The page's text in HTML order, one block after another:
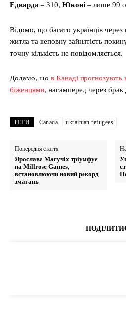
Едварда – 310, Юконі – лише 99
Відомо, що багато українців через
житла та неповну зайнятість
точну кількість не повідомляється.
Додамо, що в Канаді прогнозують
біженцями, насамперед через
ТЕГИ Canada ukrainian refugees
Попередня стаття
Ярослава Магучіх тріумфує
на Millrose Games,
встановлюючи новий рекорд
змагань